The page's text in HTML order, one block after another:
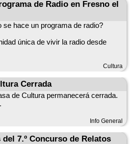
dedicando su espacio a nuestro
a 13:30 hSalón de Plenos del
el Viejo
que lo hacen posible y participa en
y cercana.
mostrar Fresno el Viejo a toda
al apasionante mundo de la
a vivirlo!
de Radio en Fresno el
hace un programa de radio?
única de vivir la radio desde
el programa "Es la Mañana de
dedicando su espacio a nuestro
a 13:30 hSalón de Plenos del
el Viejo
un programa de radio en directo,
que lo hacen posible y participa en
y cercana.
Cultura
Cerrada
de Cultura permanecerá cerrada.
Info General
7.º Concurso de Relatos